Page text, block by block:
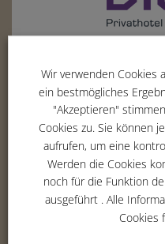
42369
Tel. :02
Fax : 02
Email :
Wir verwenden Cookies
ein bestmögliches
"Akzeptieren"
Cookies zu. Sie können
aufrufen, um eine
Werden die Cookies
noch für die Funktion
ausgeführt . Alle
Cookies